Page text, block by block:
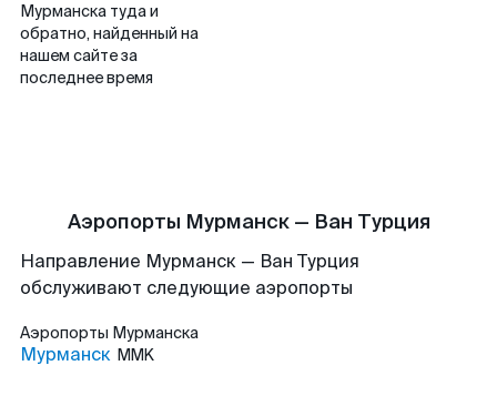
Мурманска туда и
обратно, найденный на
нашем сайте за
последнее время
Аэропорты Мурманск — Ван Турция
Направление Мурманск — Ван Турция
обслуживают следующие аэропорты
Аэропорты Мурманска
Мурманск MMK